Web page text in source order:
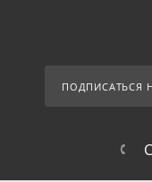
ПОДПИСАТЬСЯ